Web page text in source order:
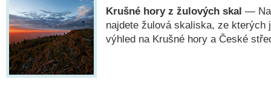
Krušné hory z žulových skal — Na
najdete žulová skaliska, ze kterých
výhled na Krušné hory a České